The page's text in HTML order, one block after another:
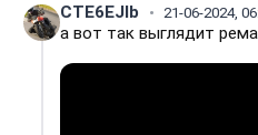
CTE6EJIb 21-06-2024,
а вот так выглядит